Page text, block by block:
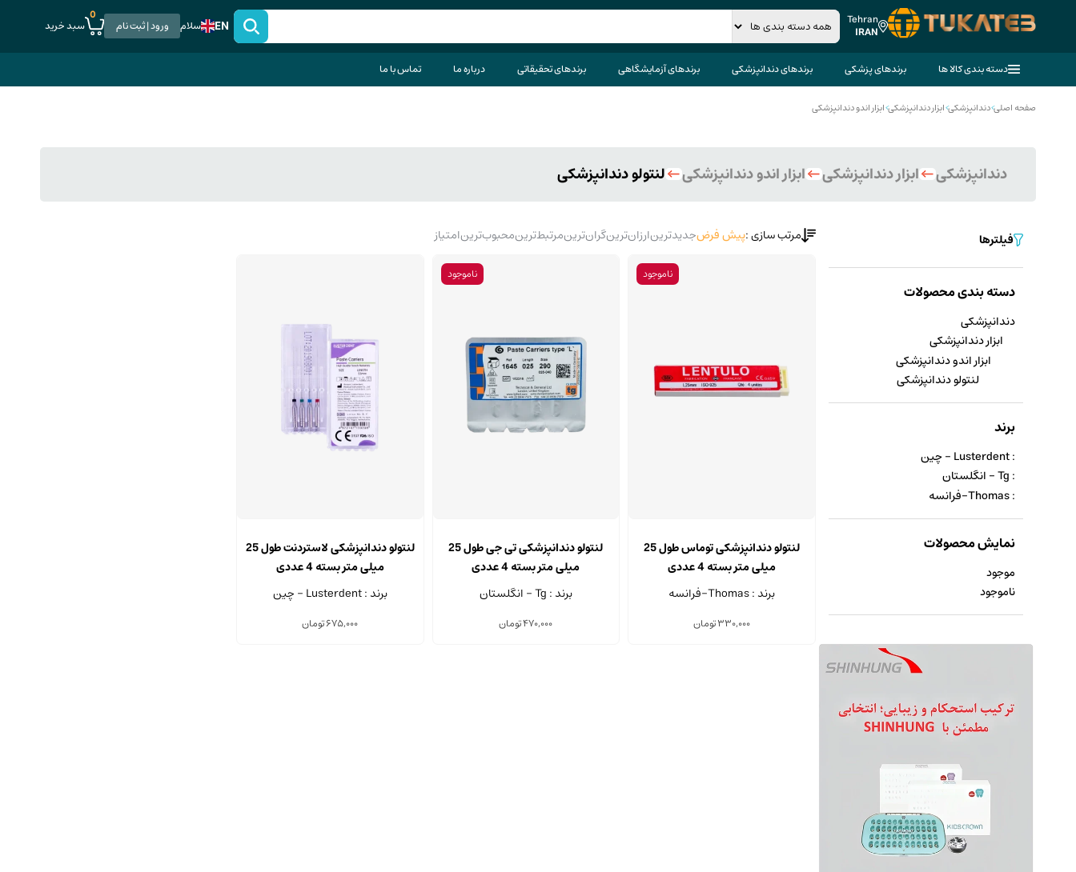
Tehran
IRAN
EN سلام ورود | ثبت نام
0
سبد خرید
دسته بندی کالا ها برندهای پزشکی برندهای دندانپزشکی برندهای آزمایشگاهی برندهای تحقیقاتی درباره ما تماس با ما
صفحه اصلی>دندانپزشکی>ابزار دندانپزشکی>ابزار اندو دندانپزشکی
دندانپزشکی ابزار دندانپزشکی ابزار اندو دندانپزشکی لنتولو دندانپزشکی
فیلترها
دسته بندی محصولات
دندانپزشکی
ابزار دندانپزشکی
ابزار اندو دندانپزشکی
لنتولو دندانپزشکی
برند
: Lusterdent - چین
: Tg - انگلستان
: Thomas-فرانسه
نمایش محصولات
موجود
ناموجود
مرتب سازی :پیش فرضجدیدترینارزان‌ترینگران‌ترینمرتبط‌ترینمحبوب‌ترینامتیاز
ناموجود
محصول
دارای
انواع
لنتولو دندانپزشکی توماس طول 25
میلی متر بسته 4 عددی
برند : Thomas-فرانسه
330,000تومان
ناموجود
محصول
دارای
انواع
مختلفی
لنتولو دندانپزشکی تی جی طول 25
میلی متر بسته 4 عددی
برند : Tg - انگلستان
470,000تومان
محصول
دارای
مختلفی
لنتولو دندانپزشکی لاستردنت طول 25
میلی متر بسته 4 عددی
برند : Lusterdent - چین
675,000تومان